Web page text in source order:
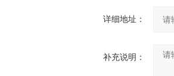
详细地址：
补充说明：